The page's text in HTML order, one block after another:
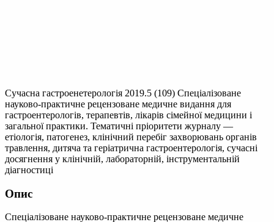
Сучасна гастроенетерологія 2019.5 (109) Спеціалізоване
науково-практичне рецензоване медичне видання для
гастроентерологів, терапевтів, лікарів сімейної медицини і
загальної практики. Тематичні пріоритети журналу —
етіологія, патогенез, клінічний перебіг захворювань органів
травлення, дитяча та геріатрична гастроентерологія, сучасні
досягнення у клінічній, лабораторній, інструментальній
діагностиці
Опис
Спеціалізоване науково-практичне рецензоване медичне